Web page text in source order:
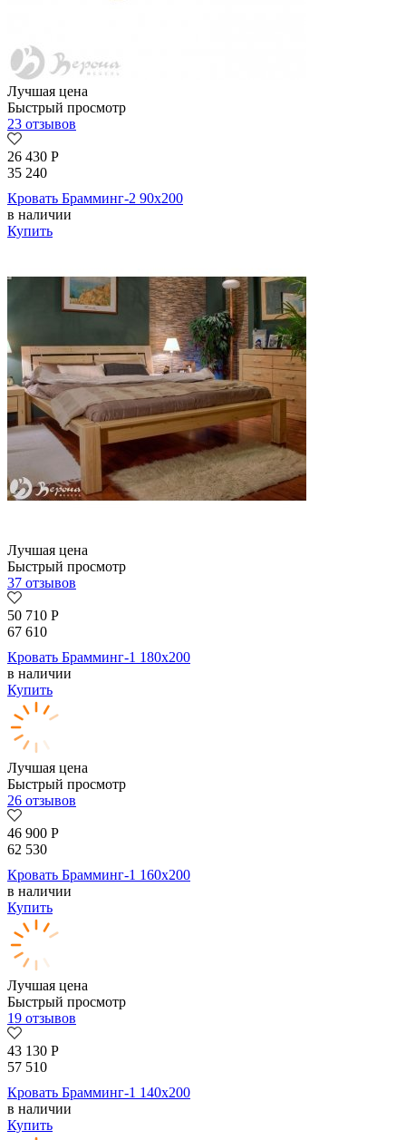
Лучшая цена
Быстрый просмотр
23 отзывов
26 430 Р
35 240
Кровать Брамминг-2 90х200
в наличии
Купить
Лучшая цена
Быстрый просмотр
37 отзывов
50 710 Р
67 610
Кровать Брамминг-1 180х200
в наличии
Купить
Лучшая цена
Быстрый просмотр
26 отзывов
46 900 Р
62 530
Кровать Брамминг-1 160х200
в наличии
Купить
Лучшая цена
Быстрый просмотр
19 отзывов
43 130 Р
57 510
Кровать Брамминг-1 140х200
в наличии
Купить